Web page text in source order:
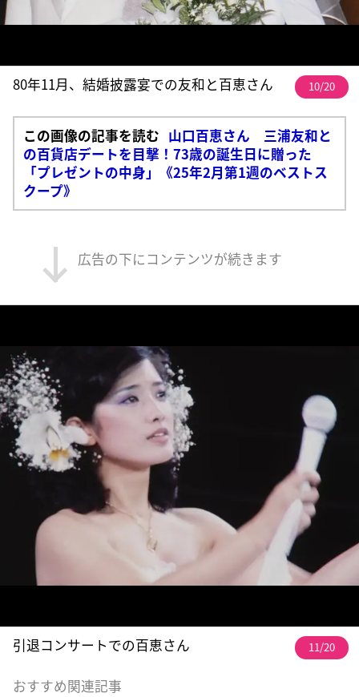
80年11月、結婚披露宴での友和と百恵さん 10/20
この画像の記事を読む 山口百恵さん 三浦友和と
の百貨店デートを目撃！73歳の誕生日に贈った
「プレゼントの中身」《25年2月第1週のベストス
クープ》
広告の下にコンテンツが続きます
引退コンサートでの百恵さん 11/20
おすすめ関連記事